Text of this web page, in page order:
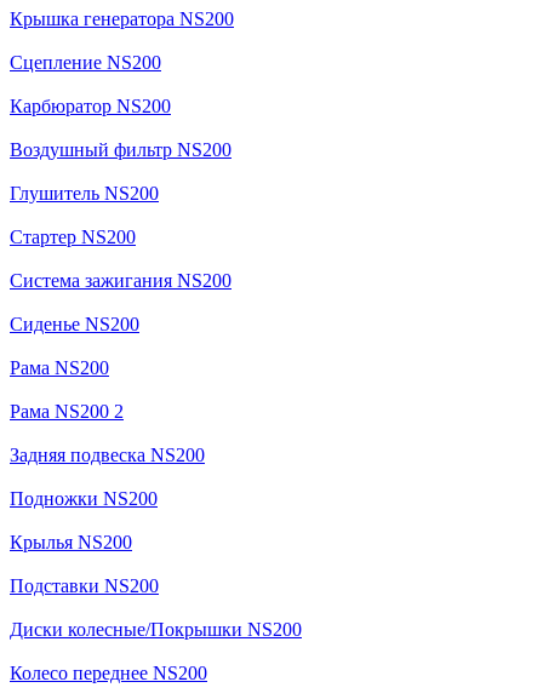
Крышка генератора NS200
Сцепление NS200
Карбюратор NS200
Воздушный фильтр NS200
Глушитель NS200
Стартер NS200
Система зажигания NS200
Сиденье NS200
Рама NS200
Рама NS200 2
Задняя подвеска NS200
Подножки NS200
Крылья NS200
Подставки NS200
Диски колесные/Покрышки NS200
Колесо переднее NS200